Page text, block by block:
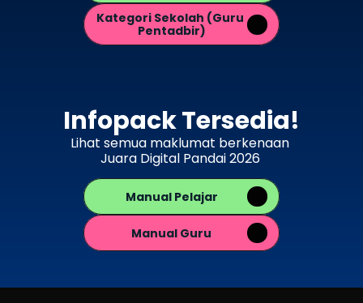
Kategori Sekolah (Guru
Pentadbir)
Infopack Tersedia!
Lihat semua maklumat berkenaan
Juara Digital Pandai 2026
Manual Pelajar
Manual Guru